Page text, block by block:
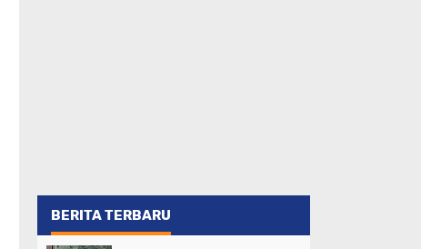
BERITA TERBARU